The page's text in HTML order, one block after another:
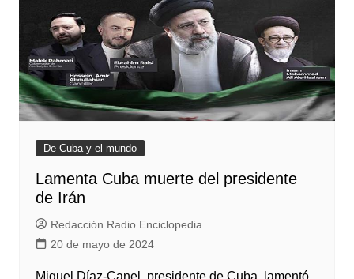
De Cuba y el mundo
Lamenta Cuba muerte del presidente
de Irán
Redacción Radio Enciclopedia
20 de mayo de 2024
Miguel Díaz-Canel, presidente de Cuba, lamentó